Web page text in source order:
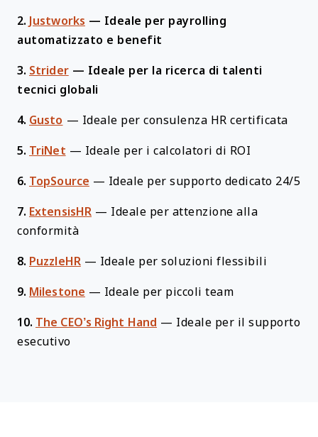
2. Justworks — Ideale per payrolling
automatizzato e benefit
3. Strider — Ideale per la ricerca di talenti
tecnici globali
4. Gusto — Ideale per consulenza HR certificata
5. TriNet — Ideale per i calcolatori di ROI
6. TopSource — Ideale per supporto dedicato 24/5
7. ExtensisHR — Ideale per attenzione alla
conformità
8. PuzzleHR — Ideale per soluzioni flessibili
9. Milestone — Ideale per piccoli team
10. The CEO’s Right Hand — Ideale per il supporto
esecutivo